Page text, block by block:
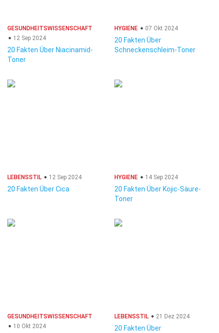
GESUNDHEITSWISSENSCHAFT
12 Sep 2024
20 Fakten Über Niacinamid-
Toner
HYGIENE 07 Okt 2024
20 Fakten Über
Schneckenschleim-Toner
LEBENSSTIL 12 Sep 2024
20 Fakten Über Cica
HYGIENE 14 Sep 2024
20 Fakten Über Kojic-Säure-
Toner
GESUNDHEITSWISSENSCHAFT
10 Okt 2024
LEBENSSTIL 21 Dez 2024
20 Fakten Über